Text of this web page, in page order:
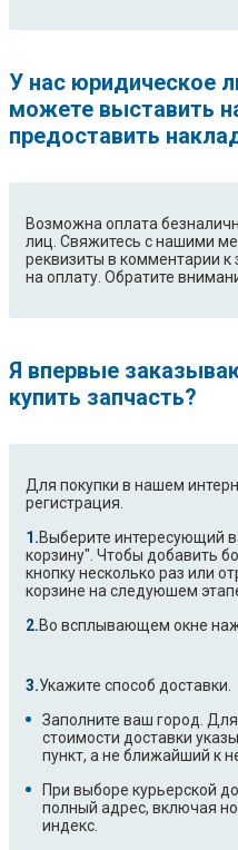
У нас юридическое
можете выставить
предоставить
Возможна оплата
лиц. Свяжитесь с нашими
реквизиты в комментарии к
на оплату. Обратите
Я впервые
купить запчасть?
Для покупки в нашем
регистрация.
Выберите интересующий
корзину". Чтобы добавить
кнопку несколько раз или
корзине на следуюшем
Во всплывающем окне
Укажите способ доставки.
Заполните ваш город.
стоимости доставки
пункт, а не ближайший к
При выборе курьерской
полный адрес, включая
индекс.